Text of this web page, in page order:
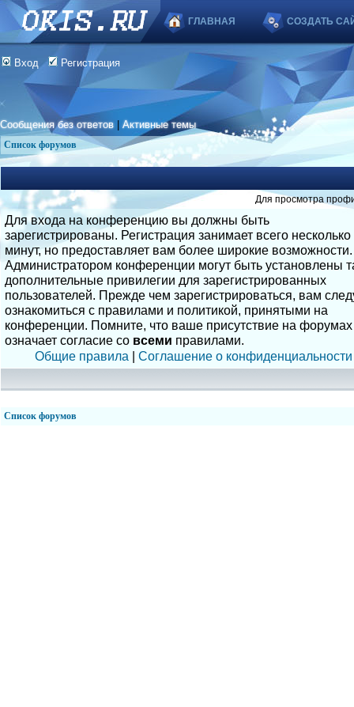
ГЛАВНАЯ СОЗДАТЬ
Вход Регистрация
Сообщения без ответов |Активные темы
Список форумов
Для просмотра
Для входа на конференцию вы должны быть
зарегистрированы. Регистрация занимает всего несколько
минут, но предоставляет вам более широкие возможности.
Администратором конференции могут быть установлены
дополнительные привилегии для зарегистрированных
пользователей. Прежде чем зарегистрироваться, вам
ознакомиться с правилами и политикой, принятыми на
конференции. Помните, что ваше присутствие на форумах
означает согласие со всеми правилами.
Общие правила | Соглашение о конфиденциальности
Список форумов